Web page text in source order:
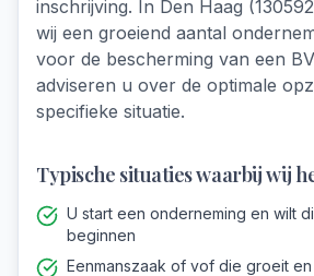
inschrijving. In Den Haag
wij een groeiend aantal
voor de bescherming van een
adviseren u over de optimale
specifieke situatie.
Typische situaties waarbij wij
U start een onderneming en wilt
beginnen
Eenmanszaak of vof die groeit